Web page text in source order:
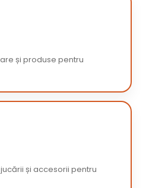
și produse pentru
și accesorii pentru